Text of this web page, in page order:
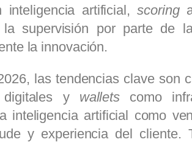
inteligencia artificial,scoring
la supervisión por parte de
la innovación.
las tendencias clave son
y wallets como
inteligencia artificial como
y experiencia del cliente.